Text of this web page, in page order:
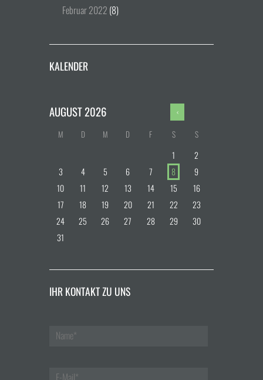
Februar2022 (8)
KALENDER
AUGUST2026
M D M D F S S
1
2
3
4 5 6 7 8
9
10
11 12 13 14 15
16
17
18 19 20 21 22
23
24
25 26 27 28 29
30
31
IHR KONTAKT ZU UNS